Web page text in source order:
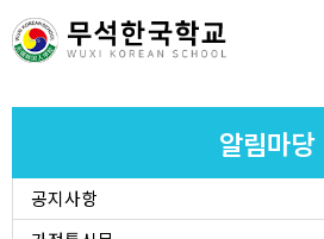
홈로그인회원가입사이트맵
교육마당
알림마당
공지사항